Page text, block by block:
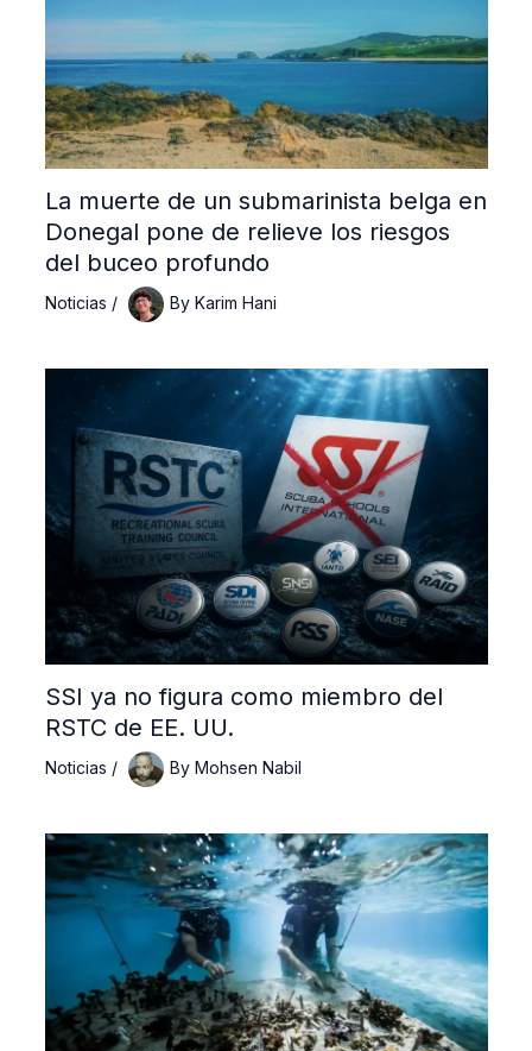
La muerte de un submarinista belga en
Donegal pone de relieve los riesgos
del buceo profundo
Noticias / By Karim Hani
SSI ya no figura como miembro del
RSTC de EE. UU.
Noticias / By Mohsen Nabil